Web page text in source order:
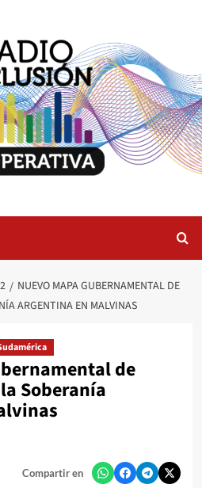
NUEVO MAPA GUBERNAMENTAL DE
ARGENTINA EN MALVINAS
de
Soberanía
Compartir en